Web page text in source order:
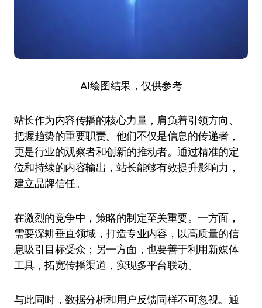
AI绘图结果，仅供参考
站长作为内容传播的核心力量，肩负着引领方向、
把握趋势的重要职责。他们不仅是信息的传递者，
更是行业的观察者和创新的推动者。通过精准的定
位和持续的内容输出，站长能够有效提升影响力，
建立品牌信任。
在激烈的竞争中，策略的制定至关重要。一方面，
需要深耕垂直领域，打造专业内容，以高质量的信
息吸引目标受众；另一方面，也要善于利用新媒体
工具，拓宽传播渠道，实现多平台联动。
与此同时，数据分析和用户反馈同样不可忽视。通